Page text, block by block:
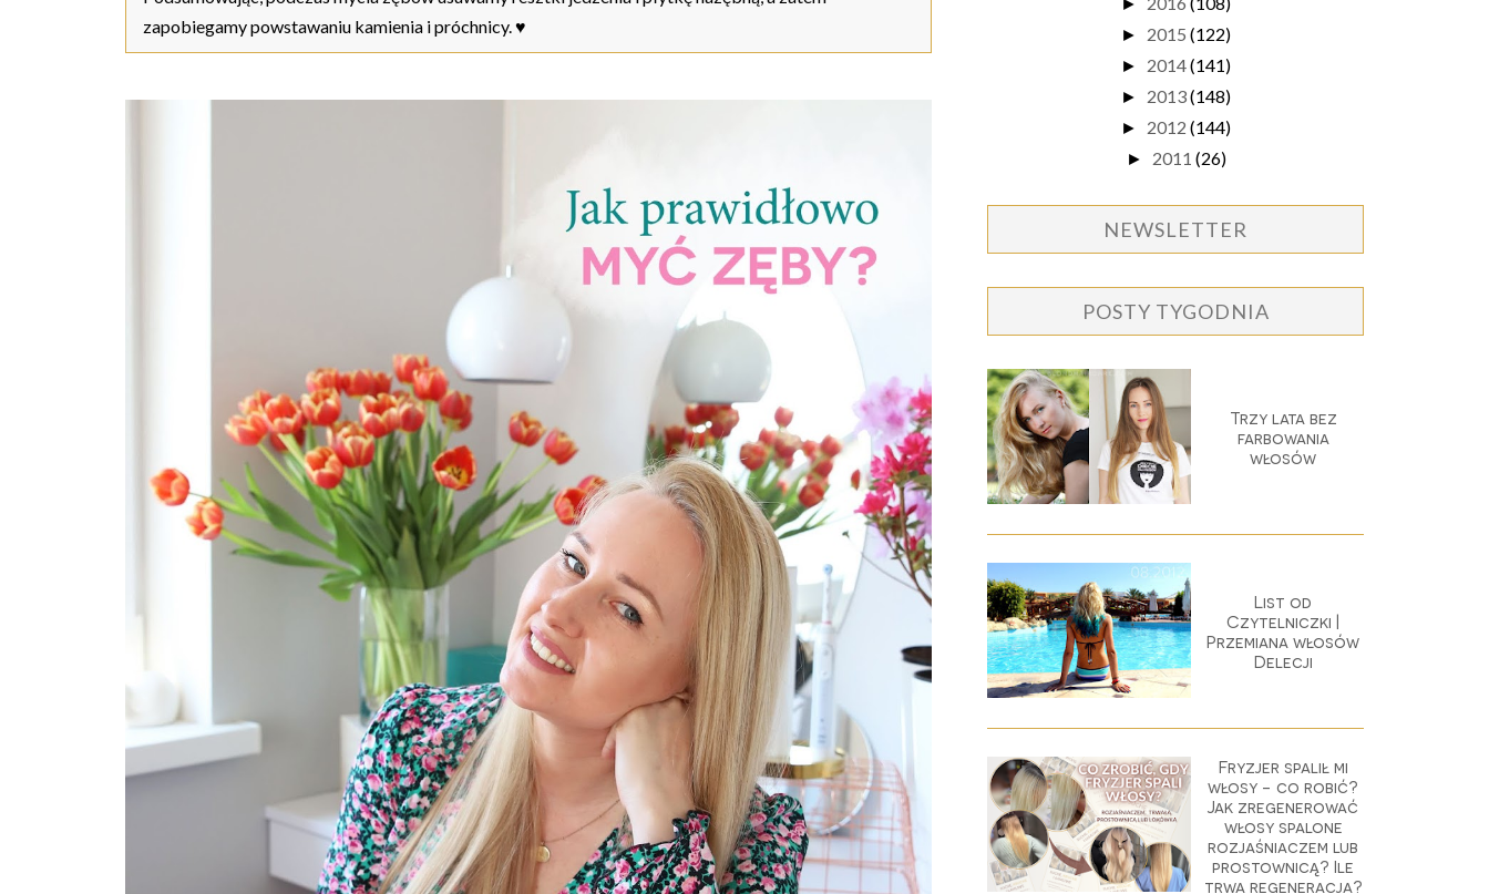
zapobiegamy powstawaniu kamienia i próchnicy. ♥
►
► 2015 (122)
► 2014(141)
► 2013(148)
► 2012 (144)
► 2011 (26)
NEWSLETTER
POSTY TYGODNIA
Trzy lata bez
farbowania
włosów
List od
Czytelniczki |
Przemiana włosów
Delecji
Fryzjer spalił mi
włosy - co robić?
Jak zregenerować
włosy spalone
rozjaśniaczem lub
prostownicą? Ile
trwa regeneracja?